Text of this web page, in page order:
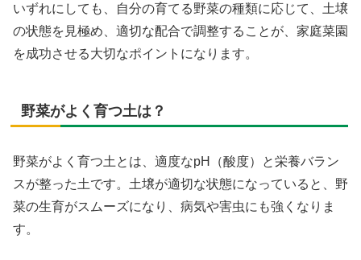
いずれにしても、自分の育てる野菜の種類に応じて、土壌
の状態を見極め、適切な配合で調整することが、家庭菜園
を成功させる大切なポイントになります。
野菜がよく育つ土は？
野菜がよく育つ土とは、適度なpH（酸度）と栄養バラン
スが整った土です。土壌が適切な状態になっていると、野
菜の生育がスムーズになり、病気や害虫にも強くなりま
す。